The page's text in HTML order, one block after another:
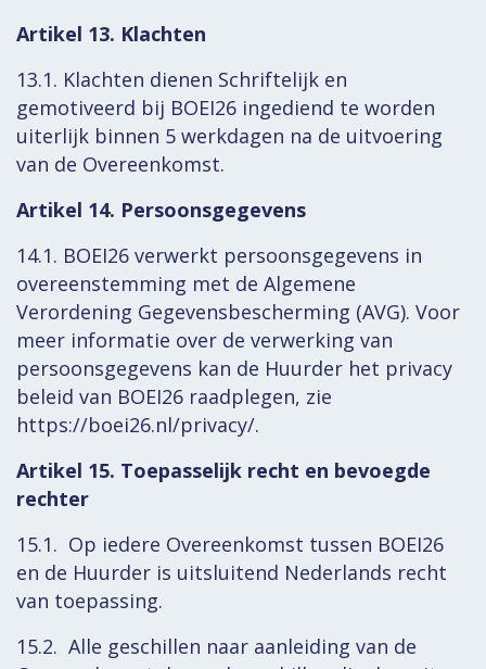
Artikel 13. Klachten
13.1. Klachten dienen Schriftelijk en
gemotiveerd bij BOEI26 ingediend te worden
uiterlijk binnen 5 werkdagen na de uitvoering
van de Overeenkomst.
Artikel 14. Persoonsgegevens
14.1. BOEI26 verwerkt persoonsgegevens in
overeenstemming met de Algemene
Verordening Gegevensbescherming (AVG). Voor
meer informatie over de verwerking van
persoonsgegevens kan de Huurder het privacy
beleid van BOEI26 raadplegen, zie
https://boei26.nl/privacy/.
Artikel 15. Toepasselijk recht en bevoegde
rechter
15.1. Op iedere Overeenkomst tussen BOEI26
en de Huurder is uitsluitend Nederlands recht
van toepassing.
15.2. Alle geschillen naar aanleiding van de